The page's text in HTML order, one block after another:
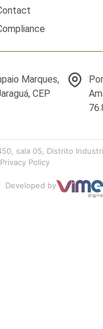
Marques,
CEP
sala 05, Distrito
Privacy Policy
Developed by